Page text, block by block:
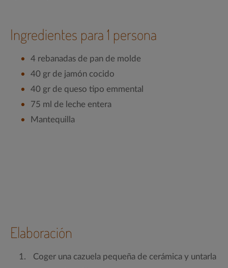
Ingredientes para 1 persona
4 rebanadas de pan de molde
40 gr de jamón cocido
40 gr de queso tipo emmental
75 ml de leche entera
Mantequilla
Elaboración
Coger una cazuela pequeña de cerámica y untarla